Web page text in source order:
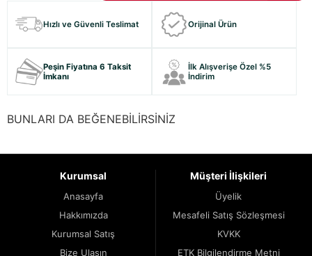
Hızlı ve Güvenli Teslimat Orijinal Ürün
Peşin Fiyatına 6 Taksit
İmkanı
İlk Alışverişe Özel %5
İndirim
BUNLARI DA BEĞENEBİLİRSİNİZ
Kurumsal
Anasayfa
Hakkımızda
Kurumsal Satış
Bize Ulaşın
Müşteri İlişkileri
Üyelik
Mesafeli Satış Sözleşmesi
KVKK
ETK Bilgilendirme Metni